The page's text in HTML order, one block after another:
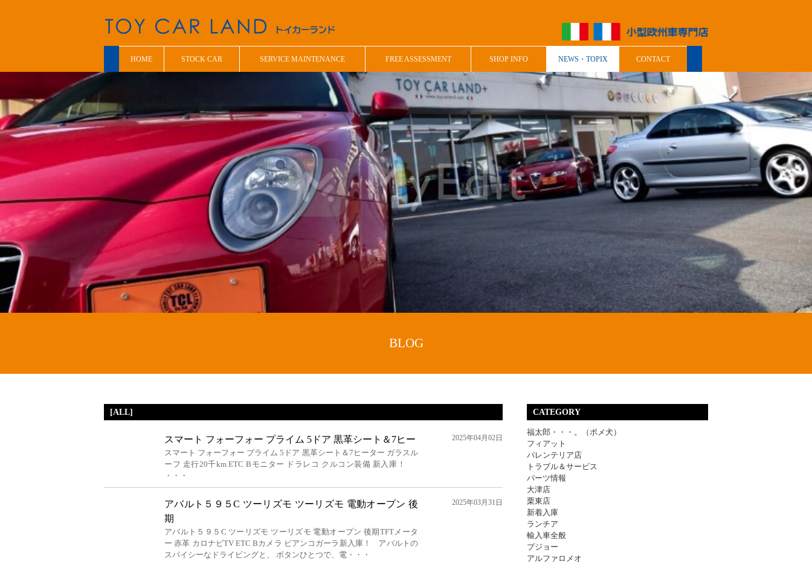
HOME STOCK CAR SERVICE MAINTENANCE FREE ASSESSMENT SHOP INFO NEWS・TOPIX CONTACT
BLOG
[ALL]
スマート フォーフォー プライム 5ドア 黒革シート＆7ヒー
スマート フォーフォー プライム 5ドア 黒革シート＆7ヒーター ガラスル
ーフ 走行20千km ETC Bモニター ドラレコ クルコン装備 新入庫！
・・・
2025年04月02日
アバルト５９５C ツーリズモ ツーリズモ 電動オープン 後
期
アバルト５９５C ツーリズモ ツーリズモ 電動オープン 後期TFTメータ
ー 赤革 カロナビTV ETC Bカメラ ビアンコガーラ新入庫！ アバルトの
スパイシーなドライビングと、 ボタンひとつで、電・・・
2025年03月31日
CATEGORY
福太郎・・・。（ポメ犬）
フィアット
バレンテリア店
トラブル＆サービス
パーツ情報
大津店
栗東店
新着入庫
ランチア
輸入車全般
プジョー
アルファロメオ